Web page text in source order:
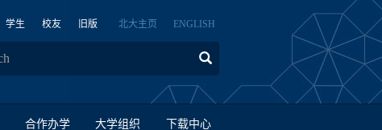
学生 校友 旧版 北大主页 ENGLISH
合作办学 大学组织 下载中心